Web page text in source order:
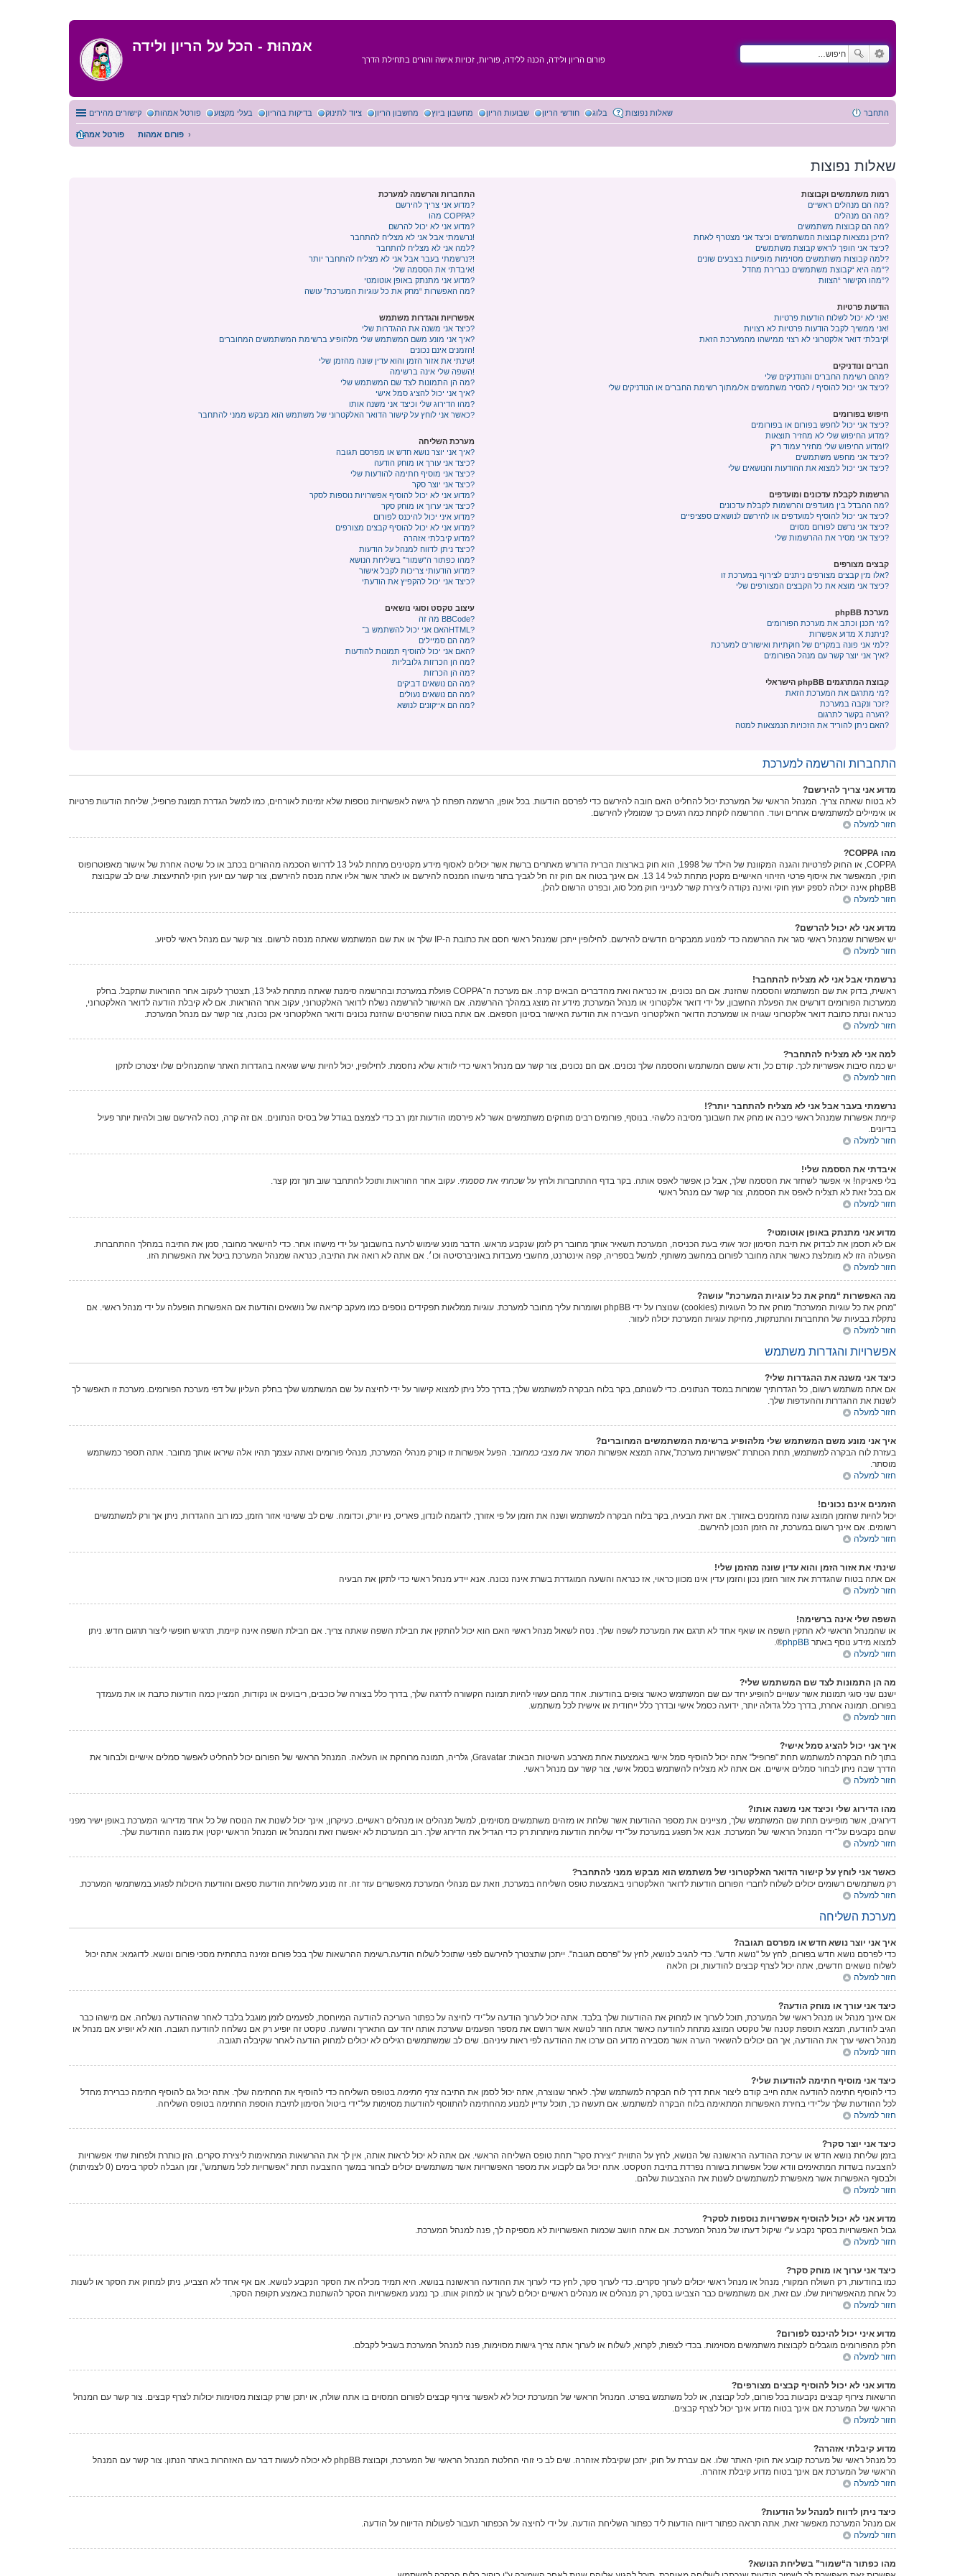
אמהוּת - הכל על הריון ולידה
פורום הריון ולידה, הכנה ללידה, פוריות, זכויות אישה והורים בתחילת הדרך
קישורים מהירים פורטל אמהות בעלי מקצוע בדיקות בהריון ציוד לתינוק מחשבון הריון מחשבון ביוץ שבועות הריון חודשי הריון בלוג שאלות נפוצות התחבר
פורטל אמהות פורום אמהות
שאלות נפוצות
התחברות והרשמה למערכת
מדוע אני צריך להירשם?
מהו COPPA?
מדוע אני לא יכול להרשם?
נרשמתי אבל אני לא מצליח להתחבר!
למה אני לא מצליח להתחבר?
נרשמתי בעבר אבל אני לא מצליח להתחבר יותר?!
איבדתי את הססמה שלי!
מדוע אני מתנתק באופן אוטומטי?
מה האפשרות “מחק את כל עוגיות המערכת” עושה?
אפשרויות והגדרות משתמש
כיצד אני משנה את ההגדרות שלי?
איך אני מונע משם המשתמש שלי מלהופיע ברשימת המשתמשים המחוברים?
הזמנים אינם נכונים!
שינתי את אזור הזמן והוא עדין שונה מהזמן שלי!
השפה שלי אינה ברשימה!
מה הן התמונות לצד שם המשתמש שלי?
איך אני יכול להציג סמל אישי?
מהו הדירוג שלי וכיצד אני משנה אותו?
כאשר אני לוחץ על קישור הדואר האלקטרוני של משתמש הוא מבקש ממני להתחבר?
מערכת השליחה
איך אני יוצר נושא חדש או מפרסם תגובה?
כיצד אני עורך או מוחק הודעה?
כיצד אני מוסיף חתימה להודעות שלי?
כיצד אני יוצר סקר?
מדוע אני לא יכול להוסיף אפשרויות נוספות לסקר?
כיצד אני ערוך או מוחק סקר?
מדוע איני יכול להיכנס לפורום?
מדוע אני לא יכול להוסיף קבצים מצורפים?
מדוע קיבלתי אזהרה?
כיצד ניתן לדווח למנהל על הודעות?
מהו כפתור ה“שמור” בשליחת הנושא?
מדוע הודעותי צריכות לקבל אישור?
כיצד אני יכול להקפיץ את הודעתי?
עיצוב טקסט וסוגי נושאים
מה זה BBCode?
האם אני יכול להשתמש ב־HTML?
מה הם סמיילים?
האם אני יכול להוסיף תמונות להודעות?
מה הן הכרזות גלובליות?
מה הן הכרזות?
מה הם נושאים דביקים?
מה הם נושאים נעולים?
מה הם אייקונים לנושא?
רמות משתמשים וקבוצות
מה הם מנהלים ראשיים?
מה הם מנהלים?
מה הם קבוצות משתמשים?
היכן נמצאות קבוצות המשתמשים וכיצד אני מצטרף לאחת?
כיצד אני הופך לראש קבוצת משתמשים?
למה קבוצות משתמשים מסוימות מופיעות בצבעים שונים?
מה היא “קבוצת משתמשים כברירת מחדל”?
מהו הקישור “הצוות”?
הודעות פרטיות
אני לא יכול לשלוח הודעות פרטיות!
אני ממשיך לקבל הודעות פרטיות לא רצויות!
קיבלתי דואר אלקטרוני לא רצוי ממישהו מהמערכת הזאת!
חברים ונודניקים
מהם רשימת החברים והנודניקים שלי?
כיצד אני יכול להוסיף / להסיר משתמשים אל/מתוך רשימת החברים או הנודניקים שלי?
חיפוש בפורומים
כיצד אני יכול לחפש בפורום או בפורומים?
מדוע החיפוש שלי לא מחזיר תוצאות?
מדוע החיפוש שלי מחזיר עמוד ריק!?
כיצד אני מחפש משתמשים?
כיצד אני יכול למצוא את ההודעות והנושאים שלי?
הרשמות לקבלת עדכונים ומועדפים
מה ההבדל בין מועדפים והרשמות לקבלת עדכונים?
כיצד אני יכול להוסיף למועדפים או להירשם לנושאים ספציפיים?
כיצד אני נרשם לפורום מסוים?
כיצד אני מסיר את ההרשמות שלי?
קבצים מצורפים
אלו מין קבצים מצורפים ניתנים לצירוף במערכת זו?
כיצד אני מוצא את כל הקבצים המצורפים שלי?
מערכת phpBB
מי תכנן וכתב את מערכת הפורומים?
מדוע אפשרות X ניתנת?
למי אני פונה במקרים של חוקתיות ואישורים למערכת?
איך אני יוצר קשר עם מנהל הפורומים?
קבוצת המתרגמים phpBB הישראלי
מי מתרגם את המערכת הזאת?
זכר ונקבה במערכת?
הערה בקשר לתרגום?
האם ניתן להוריד את הזכויות הנמצאות למטה?
התחברות והרשמה למערכת
מדוע אני צריך להירשם?
לא בטוח שאתה צריך. המנהל הראשי של המערכת יכול להחליט האם חובה להירשם כדי לפרסם הודעות. בכל אופן, הרשמה תפתח לך גישה לאפשרויות נוספות שלא זמינות לאורחים, כמו למשל הגדרת תמונת פרופיל, שליחת הודעות פרטיות
או אימיילים למשתמשים אחרים ועוד. ההרשמה לוקחת כמה רגעים כך שמומלץ להירשם.
חזור למעלה
מהו COPPA?
COPPA, או החוק לפרטיות והגנה המקוונת של הילד של 1998, הוא חוק בארצות הברית הדורש מאתרים ברשת אשר יכולים לאסוף מידע מקטינים מתחת לגיל 13 לדרוש הסכמה מההורים בכתב או כל שיטה אחרת של אישור מאפוטרופוס
חוקי, המאפשר את איסוף פרטי הזיהוי האישיים מקטין מתחת לגיל 14 13. אם אינך בטוח אם חוק זה חל לגביך בתור מישהו המנסה להירשם או לאתר אשר אליו אתה מנסה להירשם, צור קשר עם יועץ חוקי להתיעצות. שים לב שקבוצת
phpBB אינה יכולה לספק יעוץ חוקי ואינה נקודה ליצירת קשר לענייני חוק מכל סוג, ובפרט הרשום להלן.
חזור למעלה
מדוע אני לא יכול להרשם?
יש אפשרות שמנהל ראשי סגר את ההרשמה כדי למנוע ממבקרים חדשים להירשם. לחילופין ייתכן שמנהל ראשי חסם את כתובת ה-IP שלך או את שם המשתמש שאתה מנסה לרשום. צור קשר עם מנהל ראשי לסיוע.
חזור למעלה
נרשמתי אבל אני לא מצליח להתחבר!
ראשית, בדוק את שם המשתמש והססמה שהזנת. אם הם נכונים, אז כנראה ואת מהדברים הבאים קרה. אם מערכת ה־COPPA פועלת במערכת ובהרשמה סימנת שאתה מתחת לגיל 13, תצטרך לעקוב אחר ההוראות שתקבל. בחלק
ממערכות הפורומים דורשים את הפעלת החשבון, על ידי דואר אלקטרוני או מנהל המערכת; מידע זה מוצג במהלך ההרשמה. אם האישור להרשמה נשלח לדואר האלקטרוני, עקוב אחר ההוראות. אם לא קיבלת הודעה לדואר האלקטרוני,
כנראה ונתת כתובת דואר אלקטרוני שגויה או שמערכת הדואר האלקטרוני העבירה את הודעת האישור בסינון הספאם. אם אתה בטוח שהפרטים שהזנת נכונים ודואר האלקטרוני אכן נכונה, צור קשר עם מנהל המערכת.
חזור למעלה
למה אני לא מצליח להתחבר?
יש כמה סיבות אפשריות לכך. קודם כל, ודא ששם המשתמש והססמה שלך נכונים. אם הם נכונים, צור קשר עם מנהל ראשי כדי לוודא שלא נחסמת. לחילופין, יכול להיות שיש שגיאה בהגדרות האתר שהמנהלים שלו יצטרכו לתקן
חזור למעלה
נרשמתי בעבר אבל אני לא מצליח להתחבר יותר?!
קיימת אפשרות שמנהל ראשי כיבה או מחק את חשבונך מסיבה כלשהי. בנוסף, פורומים רבים מוחקים משתמשים אשר לא פירסמו הודעות זמן רב כדי לצמצם בגודל של בסיס הנתונים. אם זה קרה, נסה להירשם שוב ולהיות יותר פעיל
בדיונים.
חזור למעלה
איבדתי את הססמה שלי!
בלי פאניקה! אי אפשר לשחזר את הססמה שלך, אבל כן אפשר לאפס אותה. בקר בדף ההתחברות ולחץ על שכחתי את ססמתי. עקוב אחר ההוראות ותוכל להתחבר שוב תוך זמן קצר.
אם בכל זאת לא תצליח לאפס את הססמה, צור קשר עם מנהל ראשי
חזור למעלה
מדוע אני מתנתק באופן אוטומטי?
אם לא תסמן את לבדוק את תיבת הסימוןזכור אותי בעת הכניסה, המערכת תשאיר אותך מחובר רק לזמן שנקבע מראש. הדבר מונע שימוש לרעה בחשבונך על ידי מישהו אחר. כדי להישאר מחובר, סמן את התיבה במהלך ההתחברות.
הפעולה הזו לא מומלצת כאשר אתה מחובר לפורום במחשב משותף, למשל בספריה, קפה אינטרנט, מחשבי מעבדות באוניברסיטה וכו׳. אם אתה לא רואה את התיבה, כנראה שמנהל המערכת ביטל את האפשרות הזו.
חזור למעלה
מה האפשרות “מחק את כל עוגיות המערכת” עושה?
"מחק את כל עוגיות המערכת" מוחק את כל העוגיות (cookies) שנוצרו על ידי phpBB ושומרות עליך מחובר למערכת. עוגיות ממלאות תפקידים נוספים כמו מעקב קריאה של נושאים והודעות אם האפשרות הופעלה על ידי מנהל ראשי. אם
נתקלת בבעיות של התחברות והתנתקות, מחיקת עוגיות המערכת יכולה לעזור.
חזור למעלה
אפשרויות והגדרות משתמש
כיצד אני משנה את ההגדרות שלי?
אם אתה משתמש רשום, כל הגדרותיך שמורות במסד הנתונים. כדי לשנותם, בקר בלוח הבקרה למשתמש שלך; בדרך כלל ניתן למצוא קישור על ידי לחיצה על שם המשתמש שלך בחלק העליון של דפי מערכת הפורומים. מערכת זו תאפשר לך
לשנות את ההגדרות וההעדפות שלך.
חזור למעלה
איך אני מונע משם המשתמש שלי מלהופיע ברשימת המשתמשים המחוברים?
בעזרת לוח הבקרה למשתמש, תחת הכותרת “אפשרויות מערכת”,אתה תמצא אפשרות הסתר את מצבי כמחובר. הפעל אפשרות זו כןורק מנהלי המערכת, מנהלי פורומים ואתה עצמך תהיו אלה שיראו אותך מחובר. אתה תספר כמשתמש
מוסתר.
חזור למעלה
הזמנים אינם נכונים!
יכול להיות שהזמן המוצג שונה מהזמנים באזורך. אם זאת הבעיה, בקר בלוח הבקרה למשתמש ושנה את הזמן על פי אזורך, לדוגמה לונדון, פאריס, ניו יורק, וכדומה. שים לב ששינוי אזור הזמן, כמו רוב ההגדרות, ניתן אך ורק למשתמשים
רשומים. אם אינך רשום במערכת, זה הזמן הנכון להירשם.
חזור למעלה
שינתי את אזור הזמן והוא עדין שונה מהזמן שלי!
אם אתה בטוח שהגדרת את אזור הזמן נכון והזמן עדין אינו מכוון כראוי, אז כנראה והשעה המוגדרת בשרת אינה נכונה. אנא יידע מנהל ראשי כדי לתקן את הבעיה
חזור למעלה
השפה שלי אינה ברשימה!
או שהמנהל הראשי לא התקין השפה או שאף אחד לא תרגם את המערכת לשפה שלך. נסה לשאול מנהל ראשי האם הוא יכול להתקין את חבילת השפה שאתה צריך. אם חבילת השפה אינה קיימת, תרגיש חופשי ליצור תרגום חדש. ניתן
למצוא מידע נוסף באתר phpBB
®.
חזור למעלה
מה הן התמונות לצד שם המשתמש שלי?
ישנם שני סוגי תמונות אשר עשויים להופיע יחד עם שם המשתמש כאשר צופים בהודעות. אחד מהם עשוי להיות תמונה הקשורה לדרגה שלך, בדרך כלל בצורה של כוכבים, ריבועים או נקודות, המציין כמה הודעות כתבת או את מעמדך
בפורום. תמונה אחרת, בדרך כלל גדולה יותר, ידועה כסמל אישי ובדרך כלל ייחודית או אישית לכל משתמש.
חזור למעלה
איך אני יכול להציג סמל אישי?
בתוך לוח הבקרה למשתמש תחת "פרופיל" אתה יכול להוסיף סמל אישי באמצעות אחת מארבע השיטות הבאות: Gravatar, גלריה, תמונה מרוחקת או העלאה. המנהל הראשי של הפורום יכול להחליט לאפשר סמלים אישיים ולבחור את
הדרך שבה ניתן לבחור סמלים אישיים. אם אתה לא מצליח להשתמש בסמל אישי, צור קשר עם מנהל ראשי.
חזור למעלה
מהו הדירוג שלי וכיצד אני משנה אותו?
דירוגים, אשר מופיעים תחת שם המשתמש שלך, מציינים את מספר ההודעות אשר שלחת או מזהים משתמשים מסוימים, למשל מנהלים או מנהלים ראשיים. כעיקרון, אינך יכול לשנות את הנוסח של כל אחד מדירוגי המערכת באופן ישיר מפני
שהם נקבעים על־ידי המנהל הראשי של המערכת. אנא אל תפגע במערכת על־ידי שליחת הודעות מיותרות רק כדי הגדיל את הדירוג שלך. רוב המערכות לא יאפשרו זאת והמנהל או המנהל הראשי יקטין את מונה ההודעות שלך.
חזור למעלה
כאשר אני לוחץ על קישור הדואר האלקטרוני של משתמש הוא מבקש ממני להתחבר?
רק משתמשים רשומים יכולים לשלוח לחברי הפורום הודעות לדואר האלקטרוני באמצעות טופס השליחה במערכת, וזאת עם מנהלי המערכת מאפשרים עזר זה. זה מונע משליחת הודעות ספאם והודעות היכולות לפגוע במשתמשי המערכת.
חזור למעלה
מערכת השליחה
איך אני יוצר נושא חדש או מפרסם תגובה?
כדי לפרסם נושא חדש בפורום, לחץ על "נושא חדש". כדי להגיב לנושא, לחץ על "פרסם תגובה". ייתכן שתצטרך להירשם לפני שתוכל לשלוח הודעה.רשימת ההרשאות שלך בכל פורום זמינה בתחתית מסכי פורום ונושא. לדוגמא: אתה יכול
לשלוח נושאים חדשים, אתה יכול לצרף קבצים להודעות, וכן הלאה
חזור למעלה
כיצד אני עורך או מוחק הודעה?
אם אינך מנהל או מנהל ראשי של המערכת, תוכל לערוך או למחוק את ההודעות שלך בלבד. אתה יכול לערוך הודעה על־ידי לחיצה על כפתור העריכה להודעה המיוחסת, לפעמים לזמן מוגבל בלבד לאחר שההודעה נשלחה. אם מישהו כבר
הגיב להודעה, תמצא תוספת קטנה של טקסט המוצג מתחת להודעה כאשר אתה חוזר לנושא אשר רושם את מספר הפעמים שערכת אותה יחד עם התאריך והשעה. טקסט זה יופיע רק אם נשלחה להודעה תגובה. הוא לא יופיע אם מנהל או
מנהל ראשי ערך את ההודעה, אך הם יכולים להשאיר הערה אשר מסבירה מדוע הם ערכו את ההודעה לפי ראות עיניהם. שים לב שמשתמשים רגילים לא יכולים למחוק הודעה לאחר שקיבלה תגובה.
חזור למעלה
כיצד אני מוסיף חתימה להודעות שלי?
כדי להוסיף חתימה להודעה אתה חייב קודם ליצור אחת דרך לוח הבקרה למשתמש שלך. לאחר שנוצרה, אתה יכול לסמן את התיבה צרף חתימה בטופס השליחה כדי להוסיף את החתימה שלך. אתה יכול גם להוסיף חתימה כברירת מחדל
לכל ההודעות שלך על־ידי בחירת האפשרות המתאימה בלוח הבקרה למשתמש. אם תעשה כך, תוכל עדיין למנוע מהחתימה להתווסף להודעות מסוימות על־ידי ביטול הסימון לתיבת הוספת החתימה בטופס השליחה.
חזור למעלה
כיצד אני יוצר סקר?
בזמן שליחת נושא חדש או עריכת ההודעה הראשונה של הנושא, לחץ על התווית “יצירת סקר” תחת טופס השליחה הראשי. אם אתה לא יכול לראות אותה, אין לך את ההרשאות המתאימות ליצירת סקרים. הזן כותרת ולפחות שתי אפשרויות
להצבעה בשדות המתאימים וודא שכל אפשרות בשורה נפרדת בתיבת הטקסט. אתה יכול גם לקבוע את מספר האפשרויות אשר משתמשים יכולים לבחור במשך ההצבעה תחת “אפשרויות לכל משתמש”, זמן הגבלה לסקר בימים (0 לצמיתות)
ולבסוף האפשרות אשר מאפשרת למשתמשים לשנות את ההצבעות שלהם.
חזור למעלה
מדוע אני לא יכול להוסיף אפשרויות נוספות לסקר?
גבול האפשרויות בסקר נקבע ע"י שיקול דעתו של מנהל המערכת. אם אתה חושב שכמות האפשרויות לא מספיקה לך, פנה למנהל המערכת.
חזור למעלה
כיצד אני ערוך או מוחק סקר?
כמו בהודעות, רק השולח המקורי, מנהל או מנהל ראשי יכולים לערוך סקרים. כדי לערוך סקר, לחץ כדי לערוך את ההודעה הראשונה בנושא. היא תמיד מכילה את הסקר הנקבע לנושא. אם אף אחד לא הצביע, ניתן למחוק את הסקר או לשנות
כל אחת מהאפשרויות שלו. עם זאת, אם משתמשים כבר הצביעו בסקר, רק מנהלים או מנהלים ראשיים יכולים לערוך או למחוק אותו. כך נמנע מאפשרויות הסקר להשתנות באמצע תקופת הסקר.
חזור למעלה
מדוע איני יכול להיכנס לפורום?
חלק מהפורומים מוגבלים לקבוצות משתמשים מסוימות. בכדי לצפות, לקרוא, לשלוח או לערוך אתה צריך גישות מסוימות, פנה למנהל המערכת בשביל לקבלם.
חזור למעלה
מדוע אני לא יכול להוסיף קבצים מצורפים?
הרשאות צירוף קבצים נקבעות בכל פורום, לכל קבוצה, או לכל משתמש בפרט. המנהל הראשי של המערכת יכול לא לאפשר צירוף קבצים לפורום המסוים בו אתה שולח, או יתכן שרק קבוצות מסוימות יכולות לצרף קבצים. צור קשר עם המנהל
הראשי של המערכת אם אינך בטוח מדוע אינך יכול לצרף קבצים.
חזור למעלה
מדוע קיבלתי אזהרה?
כל מנהל ראשי של מערכת קובע את חוקי האתר שלו. אם עברת על חוק, יתכן שקיבלת אזהרה. שים לב כי זוהי החלטת המנהל הראשי של המערכת, וקבוצת phpBB לא יכולה לעשות דבר עם האזהרות באתר הנתון. צור קשר עם המנהל
הראשי של המערכת אם אינך בטוח מדוע קיבלת אזהרה.
חזור למעלה
כיצד ניתן לדווח למנהל על הודעות?
אם מנהל המערכת מאפשר זאת, אתה תראה כפתור דיווח הודעות ליד כפתור השליחת הודעה. על ידי לחיצה על הכפתור תעבור לפעולות הדיווח על הודעה.
חזור למעלה
מהו כפתור ה“שמור” בשליחת הנושא?